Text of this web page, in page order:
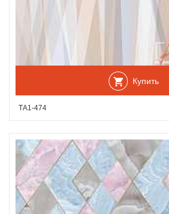
Купить
ТА1-474